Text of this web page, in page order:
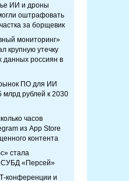
ИИ и дроны
оштрафовать
за борщевик
мониторинг»
крупную утечку
данных россиян в
ПО для ИИ
млрд рублей к 2030
часов
из App Store
контента
стала
СУБД «Персей»
конференции и